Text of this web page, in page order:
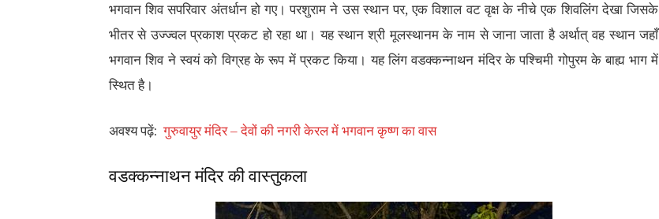
भगवान शिव सपरिवार अंतर्धान हो गए। परशुराम ने उस स्थान पर, एक विशाल वट वृक्ष के नीचे एक शिवलिंग देखा जिसके
भीतर से उज्ज्वल प्रकाश प्रकट हो रहा था। यह स्थान श्री मूलस्थानम के नाम से जाना जाता है अर्थात् वह स्थान जहाँ
भगवान शिव ने स्वयं को विग्रह के रूप में प्रकट किया। यह लिंग वडक्कन्नाथन मंदिर के पश्चिमी गोपुरम के बाह्य भाग में
स्थित है।
अवश्य पढ़ें:गुरुवायुर मंदिर – देवों की नगरी केरल में भगवान कृष्ण का वास
वडक्कन्नाथन मंदिर की वास्तुकला